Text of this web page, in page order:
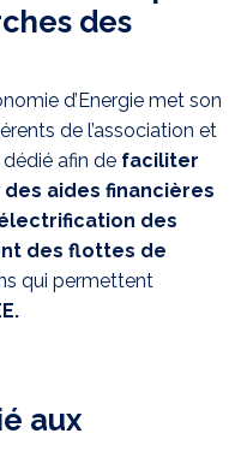
des
d’Energie met son
de l’association et
afin de faciliter
des aides financières
des
des flottes de
qui permettent
aux